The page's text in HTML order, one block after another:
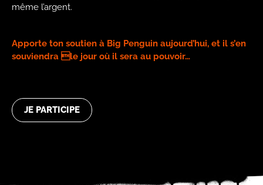
même l’argent.
Apporte ton soutien à Big Penguin aujourd’hui, et il s’en
souviendra le jour où il sera au pouvoir…
JE PARTICIPE